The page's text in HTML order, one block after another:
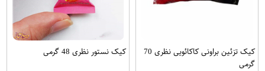
کیک تزئین براونی کاکائویی نظری 70
گرمی
کیک نستور نظری 48 گرمی